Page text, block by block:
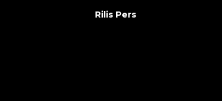
Rilis Pers